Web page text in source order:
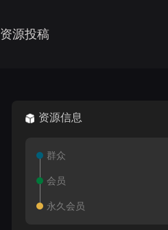
资源投稿
资源信息
群众
会员
永久会员